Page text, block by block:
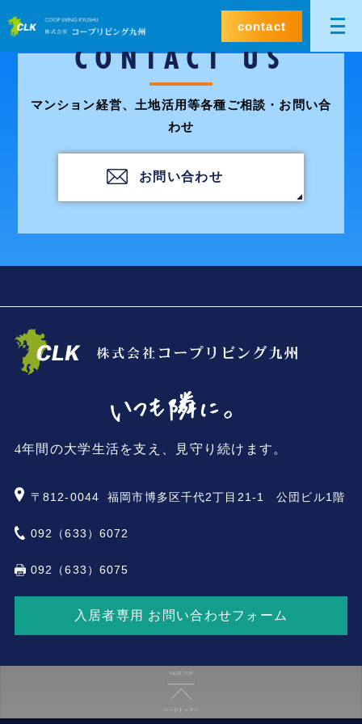
contact
CONTACT US
マンション経営、土地活用等各種ご相談・お問い合
わせ
お問い合わせ
4年間の大学生活を支え、見守り続けます。
〒812-0044 福岡市博多区千代2丁目21-1 公団ビル1階
092（633）6072
092（633）6075
入居者専用 お問い合わせフォーム